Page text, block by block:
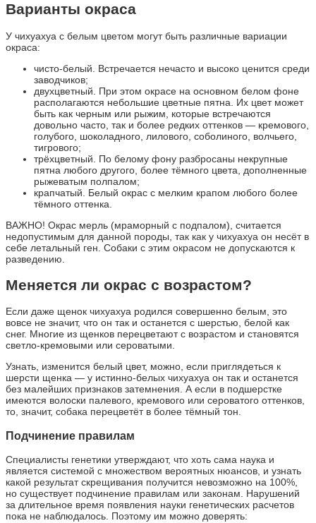
Варианты окраса
У чихуахуа с белым цветом могут быть различные вариации
окраса:
чисто-белый. Встречается нечасто и высоко ценится среди
заводчиков;
двухцветный. При этом окрасе на основном белом фоне
располагаются небольшие цветные пятна. Их цвет может
быть как черным или рыжим, которые встречаются
довольно часто, так и более редких оттенков — кремового,
голубого, шоколадного, лилового, соболиного, волчьего,
тигрового;
трёхцветный. По белому фону разбросаны некрупные
пятна любого другого, более тёмного цвета, дополненные
рыжеватым полпалом;
крапчатый. Белый окрас с мелким крапом любого более
тёмного оттенка.
ВАЖНО! Окрас мерль (мраморный с подпалом), считается
недопустимым для данной породы, так как у чихуахуа он несёт в
себе летальный ген. Собаки с этим окрасом не допускаются к
разведению.
Меняется ли окрас с возрастом?
Если даже щенок чихуахуа родился совершенно белым, это
вовсе не значит, что он так и останется с шерстью, белой как
снег. Многие из щенков перецветают с возрастом и становятся
светло-кремовыми или сероватыми.
Узнать, изменится белый цвет, можно, если приглядеться к
шерсти щенка — у истинно-белых чихуахуа он так и останется
без малейших признаков затемнения. А если в подшерстке
имеются волоски палевого, кремового или сероватого оттенков,
то, значит, собака перецветёт в более тёмный тон.
Подчинение правилам
Специалисты генетики утверждают, что хоть сама наука и
является системой с множеством вероятных нюансов, и узнать
какой результат скрещивания получится невозможно на 100%,
но существует подчинение правилам или законам. Нарушений
за длительное время появления науки генетических расчетов
пока не наблюдалось. Поэтому им можно доверять: